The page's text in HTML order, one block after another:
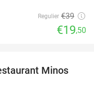
Regulier €39
€19,50
30%
Minos